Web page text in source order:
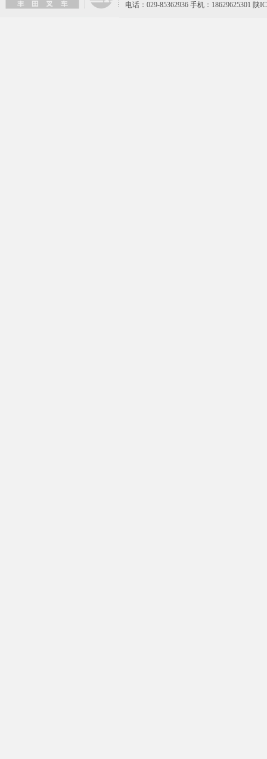
电话：029-85362936 手机：18629625301 陕